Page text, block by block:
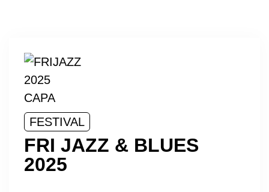
FESTIVAL
FRI JAZZ & BLUES
2025